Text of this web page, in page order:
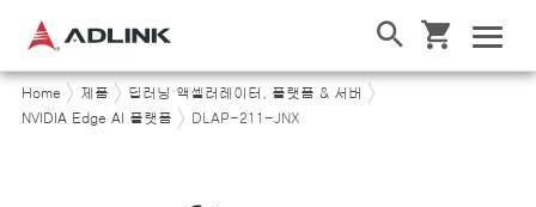
Home 제품
딥러닝 액셀러레이터, 플랫폼 & 서버
NVIDIA Edge AI 플랫폼
DLAP-211-JNX